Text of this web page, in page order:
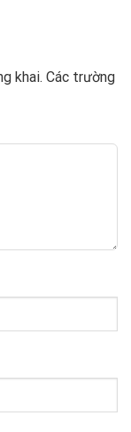
khai. Các trường